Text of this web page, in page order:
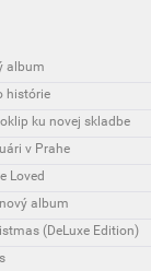
album
histórie
ku novej skladbe
v Prahe
Loved
album
(DeLuxe Edition)